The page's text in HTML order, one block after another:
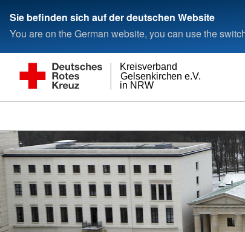
Sie befinden sich auf der deutschen Website
You are on the German website, you can use the
in NRW
Gelsenkirchen e.V.
Kreisverband